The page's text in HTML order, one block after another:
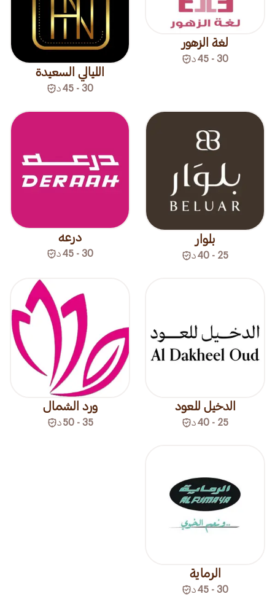
لغة الزهور
30 - 45 د
الليالي السعيدة
30 - 45 د
بلوار
25 - 40 د
درعه
30 - 45 د
الدخيل للعود
25 - 40 د
ورد الشمال
35 - 50 د
الرماية
30 - 45 د